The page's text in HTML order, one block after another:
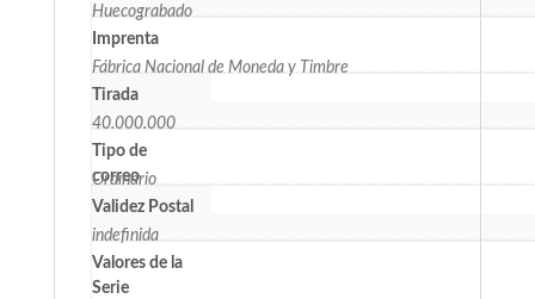
Huecograbado
Imprenta
Fábrica Nacional de Moneda y Timbre
Tirada
40.000.000
Tipo de
correo
Ordinario
Validez Postal
indefinida
Valores de la
Serie